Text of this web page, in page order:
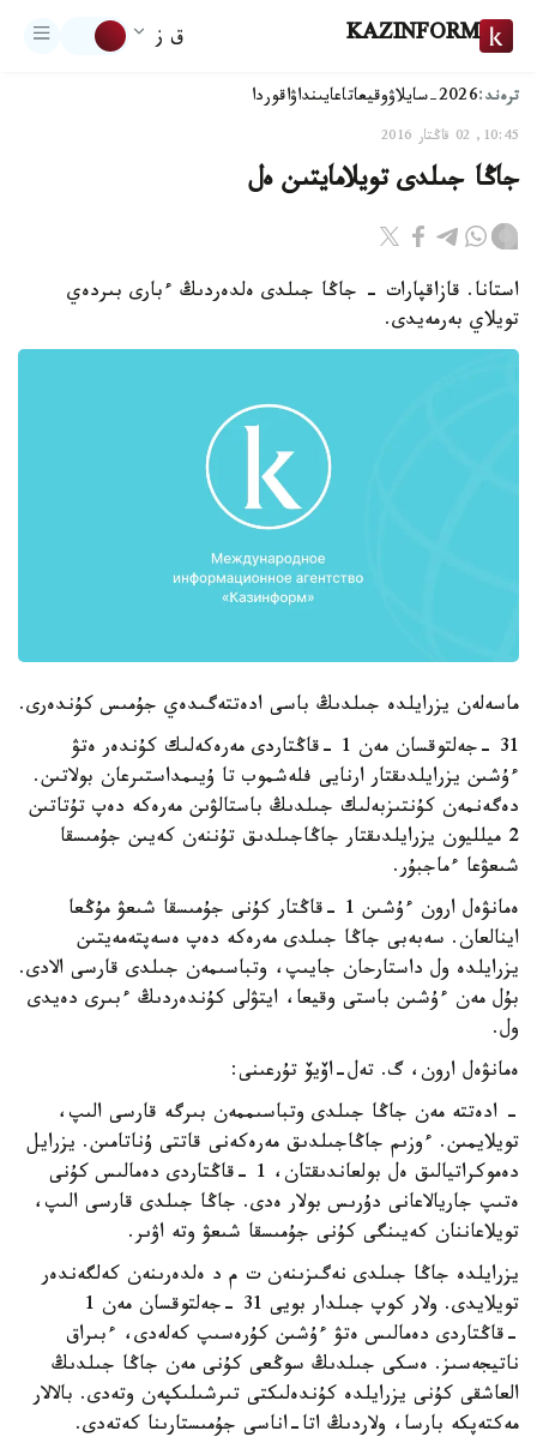
KAZINFORM ق ز
ترەند:2026-سايلاۋ وقيعاتاعايىنداۋاقوردا
10:45, 02 قاڭتار 2016
جاڭا جىلدى تويلامايتىن ەل
استانا. قازاقپارات - جاڭا جىلدى ەلدەردىڭ ءبارى بىردەي
تويلاي بەرمەيدى.
ماسەلەن يزرايلدە جىلدىڭ باسى ادەتتەگىدەي جۇمىس كۇندەرى.
31 -جەلتوقسان مەن 1 -قاڭتاردى مەرەكەلىك كۇندەر ەتۋ
ءۇشىن يزرايلدىقتار ارنايى فلەشموب تا ۇيىمداستىرعان بولاتىن.
دەگەنمەن كۇنتىزبەلىك جىلدىڭ باستالۋىن مەرەكە دەپ تۇتاتىن
2 ميلليون يزرايلدىقتار جاڭاجىلدىق تۇننەن كەيىن جۇمىسقا
شىعۋعا ءماجبۇر.
ەمانۋەل ارون ءۇشىن 1 -قاڭتار كۇنى جۇمىسقا شىعۋ مۇڭعا
اينالعان. سەبەبى جاڭا جىلدى مەرەكە دەپ ەسەپتەمەيتىن
يزرايلدە ول داستارحان جايىپ، وتباسىمەن جىلدى قارسى الادى.
بۇل مەن ءۇشىن باستى وقيعا، ايتۋلى كۇندەردىڭ ءبىرى دەيدى
ول.
ەمانۋەل ارون، گ. تەل-اۆيۆ تۇرعىنى:
- ادەتتە مەن جاڭا جىلدى وتباسىممەن بىرگە قارسى الىپ،
تويلايمىن. ءوزىم جاڭاجىلدىق مەرەكەنى قاتتى ۇناتامىن. يزرايل
دەموكراتيالىق ەل بولعاندىقتان، 1 -قاڭتاردى دەمالىس كۇنى
ەتىپ جاريالاعانى دۇرىس بولار ەدى. جاڭا جىلدى قارسى الىپ،
تويلاعاننان كەيىنگى كۇنى جۇمىسقا شىعۋ وتە اۋىر.
يزرايلدە جاڭا جىلدى نەگىزىنەن ت م د ەلدەرىنەن كەلگەندەر
تويلايدى. ولار كوپ جىلدار بويى 31 -جەلتوقسان مەن 1
-قاڭتاردى دەمالىس ەتۋ ءۇشىن كۇرەسىپ كەلەدى، ءبىراق
ناتيجەسىز. ەسكى جىلدىڭ سوڭعى كۇنى مەن جاڭا جىلدىڭ
العاشقى كۇنى يزرايلدە كۇندەلىكتى تىرشىلىكپەن وتەدى. بالالار
مەكتەپكە بارسا، ولاردىڭ اتا-اناسى جۇمىستارىنا كەتەدى.